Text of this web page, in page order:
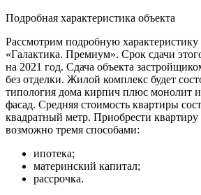
Подробная характеристика объекта
Рассмотрим подробную
«Галактика. Премиум». Срок сдачи
на 2021 год. Сдача объекта
без отделки. Жилой комплекс будет
типология дома кирпич плюс монолит
фасад. Средняя стоимость квартиры
квадратный метр. Приобрести
возможно тремя способами:
ипотека;
материнский капитал;
рассрочка.